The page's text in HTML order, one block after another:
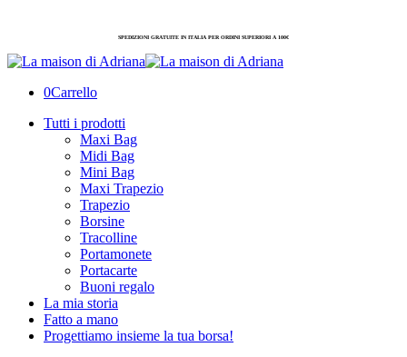
SPEDIZIONI GRATUITE IN ITALIA PER ORDINI SUPERIORI A 100€
0Carrello
Tutti i prodotti
Maxi Bag
Midi Bag
Mini Bag
Maxi Trapezio
Trapezio
Borsine
Tracolline
Portamonete
Portacarte
Buoni regalo
La mia storia
Fatto a mano
Progettiamo insieme la tua borsa!